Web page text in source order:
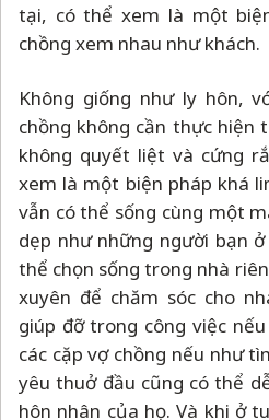
tại, có thể xem là một
chồng xem nhau như khách.
Không giống như ly hôn,
chồng không cần thực hiện
không quyết liệt và cứng
xem là một biện pháp khá
vẫn có thể sống cùng một
dẹp như những người bạn
thể chọn sống trong nhà
xuyên để chăm sóc cho
giúp đỡ trong công việc
các cặp vợ chồng nếu như
yêu thuở đầu cũng có thể
hôn nhân của họ. Và khi ở